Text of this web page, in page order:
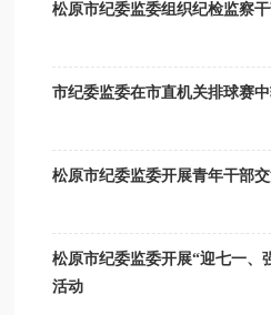
松原市纪委监委组织纪检监察
市纪委监委在市直机关排球赛
松原市纪委监委开展青年干部
松原市纪委监委开展“迎七一、
活动